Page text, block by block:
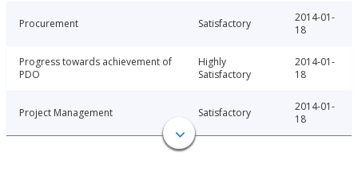
Procurement Satisfactory
2014-01-
18
Progress towards achievement of
PDO
Highly
Satisfactory
2014-01-
18
Project Management Satisfactory
2014-01-
18